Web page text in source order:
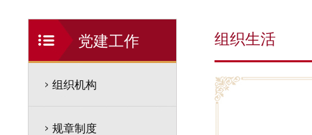
党建工作
组织机构
规章制度
组织生活